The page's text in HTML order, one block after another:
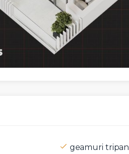
geamuri tripan
Telefon